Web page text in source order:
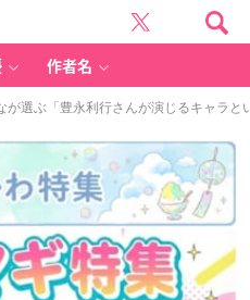
作者名
が選ぶ「豊永利行さんが演じるキャラ